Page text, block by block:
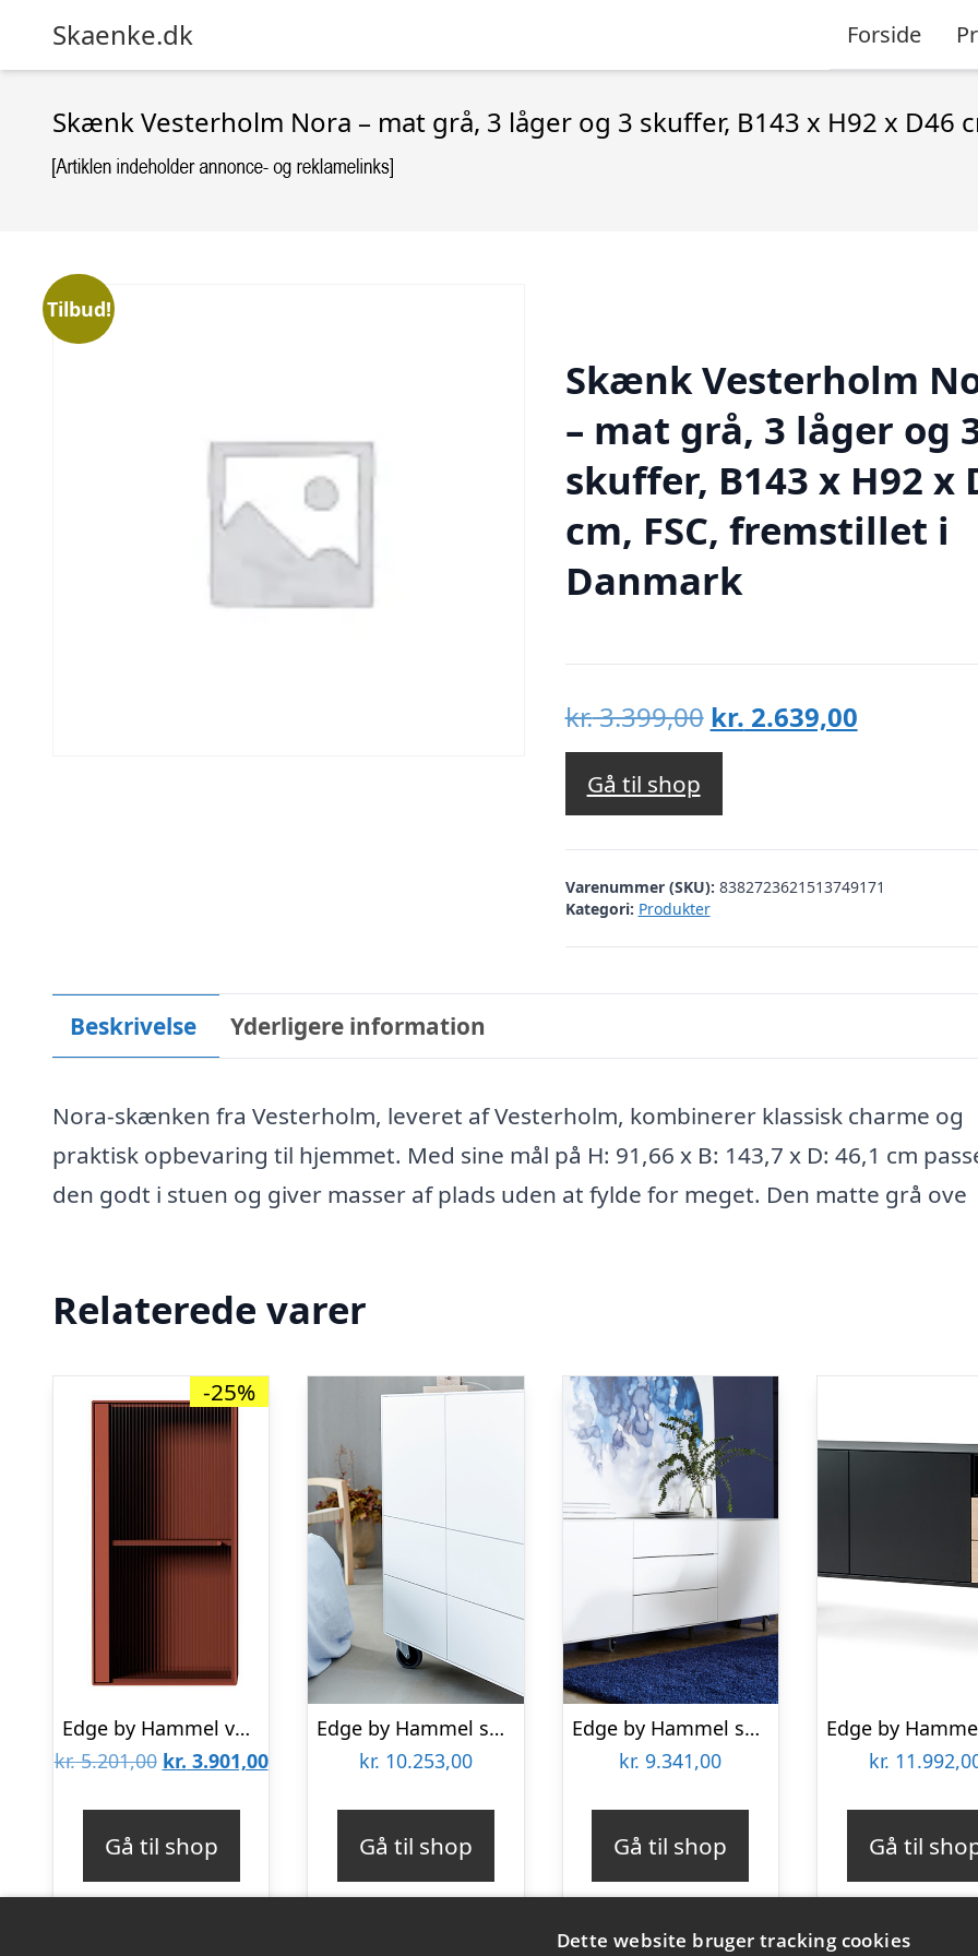
Skaenke.dk Forside
Skænk Vesterholm Nora – mat grå, 3 låger og 3 skuffer, B143 x H92 x D46
Tilbud!
Skænk Vesterholm
– mat grå, 3 låger og
skuffer, B143 x H92 x
cm, FSC, fremstillet i
Danmark
kr.3.399,00 Den
oprindelige
var:
kr. 3.399,00.
kr. 2.639,00Den
kr.
Gå til shop
Varenummer (SKU): 8382723621513749171
Kategori: Produkter
Beskrivelse Yderligere information
Nora-skænken fra Vesterholm, leveret af Vesterholm, kombinerer klassisk charme og
praktisk opbevaring til hjemmet. Med sine mål på H: 91,66 x B: 143,7 x D: 46,1 cm
den godt i stuen og giver masser af plads uden at fylde for meget. Den matte grå ove
Relaterede varer
-25%
Edge by Hammel væghængt skab med glaslåge : Erling Christensen Møbler
kr.5.201,00 Den
kr. 5.201,00.
kr. 3.901,00Den
kr. 3.901,00.
Gå til shop
Edge by Hammel skænk 16
kr. 10.253,00
Gå til shop
Edge by Hammel skænk
kr. 9.341,00
Gå til shop
kr.
Gå til
Dette website bruger tracking cookies